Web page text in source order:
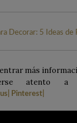
Decorar: 5 Ideas
más
atento
Pinterest